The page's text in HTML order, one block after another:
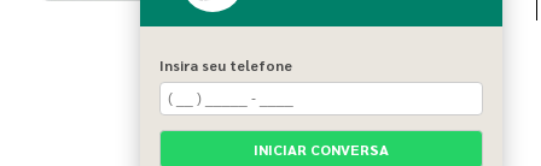
Home
Sobre nós
Blog
Serviços
Insira seu telefone
INICIAR CONVERSA